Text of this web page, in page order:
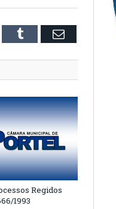
Tumblr Email
Regidos
1993